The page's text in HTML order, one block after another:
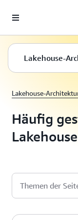
Überspringen zum
Lakehouse-
Lakehouse-
Häufig
Themen der